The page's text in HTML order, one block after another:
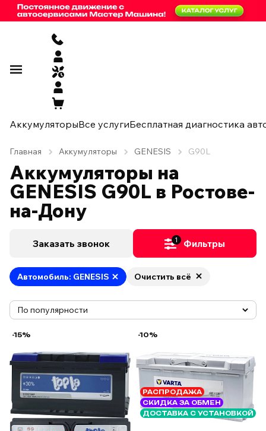
АккумуляторыВсе услугиБесплатная диагностика
Главная Аккумуляторы GENESIS G90L
Аккумуляторы на
GENESIS G90L в Ростове-
на-Дону
Заказать звонок 1 Фильтры
Автомобиль: GENESIS Очистить всё
-15% -10%
РАСПРОДАЖА
СКИДКА ЗА ОБМЕН
ДОСТАВКА С УСТАНОВКОЙ